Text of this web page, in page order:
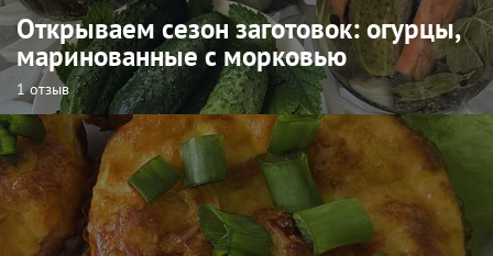
Открываем сезон заготовок: огурцы,
маринованные с морковью
1 отзыв